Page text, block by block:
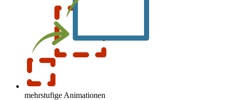
mehrstufige Animationen